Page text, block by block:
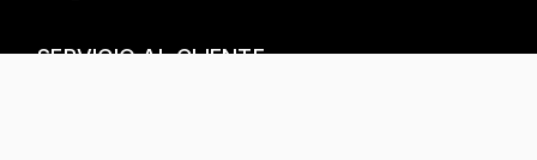
SERVICIO AL CLIENTE